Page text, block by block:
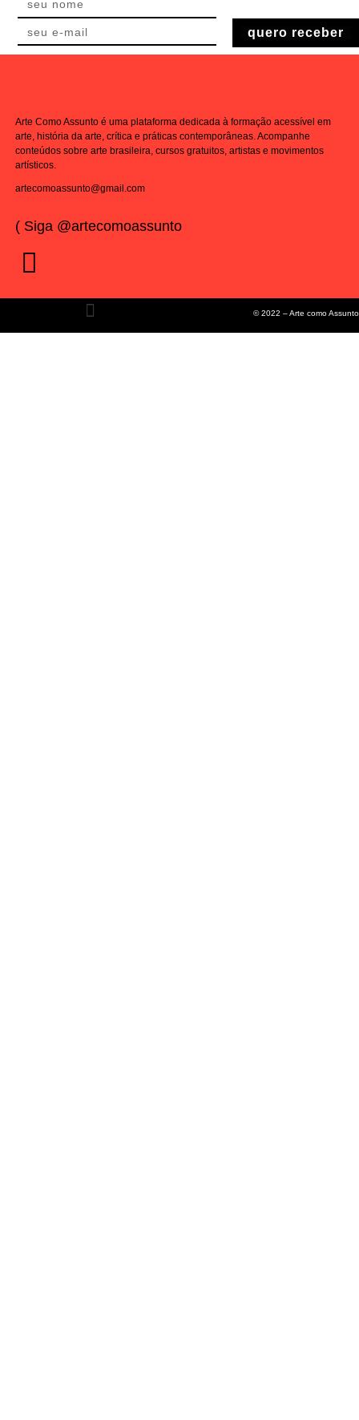
quero receber
Arte Como Assunto é uma plataforma dedicada à formação acessível em
arte, história da arte, crítica e práticas contemporâneas. Acompanhe
conteúdos sobre arte brasileira, cursos gratuitos, artistas e movimentos
artísticos.
artecomoassunto@gmail.com
( Siga @artecomoassunto
© 2022 – Arte como Assunto